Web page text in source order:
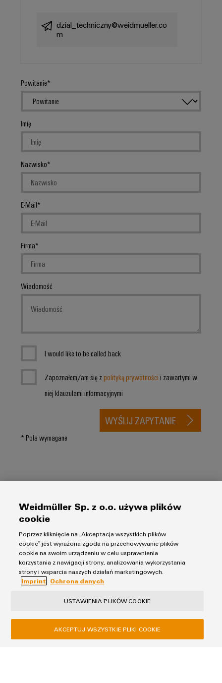
dzial_techniczny@weidmueller.co
m
Powitanie
Imię
Nazwisko
E-Mail
Firma
Wiadomość
I would like to be called back
Zapoznałem/am się z polityką prywatności i zawartymi w
niej klauzulami informacyjnymi
* Pola wymagane
WYŚLIJ ZAPYTANIE
Otrzymuj wiadomości o naszych produktach i
Wyrażam zgodę na przetwarzanie moich danych przez
Weidmüller Sp. z o.o. w celu otrzymywania newslettera. Zgodę
można w każdej chwili wycofać, wysyłając wiadomość e-mail
na adres: newsletter@weidmuller.com.pl . Ponadto każdy e-
mail zawiera link do rezygnacji z subskrypcji. Zapoznałem/am
informacyjnymi.
Weidmüller Sp. z o.o. używa plików
cookie
Poprzez kliknięcie na „Akceptacja wszystkich plików
cookie” jest wyrażona zgoda na przechowywanie plików
cookie na swoim urządzeniu w celu usprawnienia
korzystania z nawigacji strony, analizowania wykorzystania
strony i wsparcia naszych działań marketingowych.
Imprint
Ochrona danych
USTAWIENIA PLIKÓW COOKIE
AKCEPTUJ WSZYSTKIE PLIKI COOKIE